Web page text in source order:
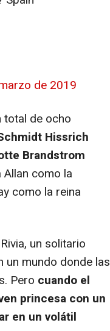
de 2019
total de ocho
Hissrich
Brandstrom
como la
como la reina
un solitario
un mundo donde las
Pero cuando el
princesa con un
en un volátil